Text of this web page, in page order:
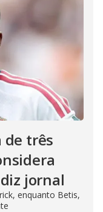
de três
jornal
enquanto Betis,